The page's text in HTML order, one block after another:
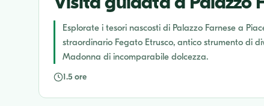
Esplorate i tesori nascosti di Palazzo Farnese a
straordinario Fegato Etrusco, antico strumento di
Madonna di incomparabile dolcezza.
1.5 ore